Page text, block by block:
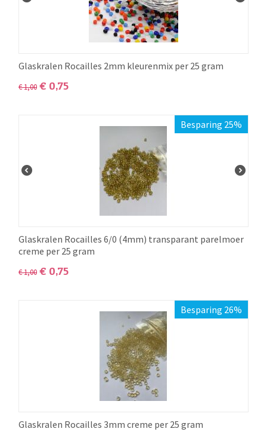
Glaskralen Rocailles 2mm kleurenmix per 25 gram
€1,00 € 0,75
Besparing 25%
Glaskralen Rocailles 6/0 (4mm) transparant parelmoer
creme per 25 gram
€1,00 € 0,75
Besparing 26%
Glaskralen Rocailles 3mm creme per 25 gram